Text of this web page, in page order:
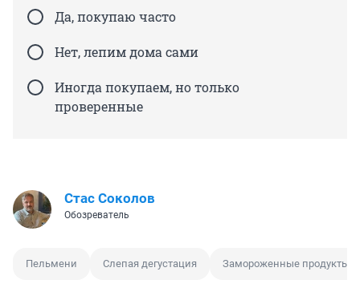
Да, покупаю часто
Нет, лепим дома сами
Иногда покупаем, но только
проверенные
Стас Соколов
Обозреватель
Пельмени Слепая дегустация Замороженные продукты